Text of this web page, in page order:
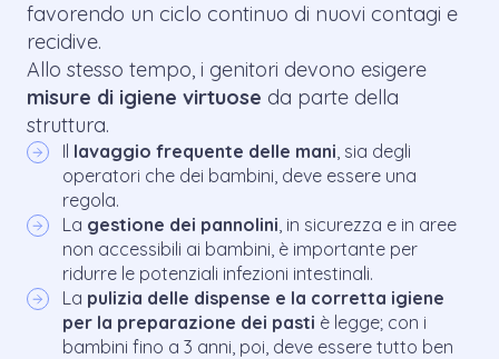
favorendo un ciclo continuo di nuovi contagi e
recidive.
Allo stesso tempo, i genitori devono esigere
misure di igiene virtuose da parte della
struttura.
Il lavaggio frequente delle mani, sia degli
operatori che dei bambini, deve essere una
regola.
La gestione dei pannolini, in sicurezza e in aree
non accessibili ai bambini, è importante per
ridurre le potenziali infezioni intestinali.
La pulizia delle dispense e la corretta igiene
per la preparazione dei pasti è legge; con i
bambini fino a 3 anni, poi, deve essere tutto ben